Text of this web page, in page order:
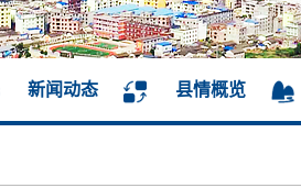
新闻动态 县情概览